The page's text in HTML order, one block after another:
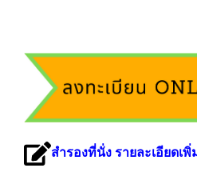
สำรองที่นั่ง รายละเอียดเ